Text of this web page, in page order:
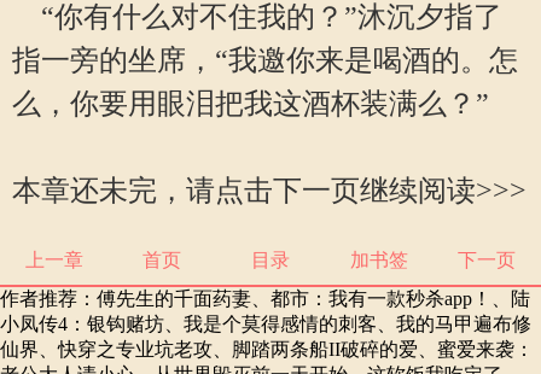
“你有什么对不住我的？”沐沉夕指了
指一旁的坐席，“我邀你来是喝酒的。怎
么，你要用眼泪把我这酒杯装满么？”
本章还未完，请点击下一页继续阅读>>>
上一章 首页 目录 加书签
下一页
作者推荐： 傅先生的千面药妻 都市：我有一款秒杀app！
陆
小凤传4：银钩赌坊
我是个莫得感情的刺客
我的马甲遍布修
仙界 、快穿之专业坑老攻 脚踏两条船II破碎的爱
蜜爱来袭：